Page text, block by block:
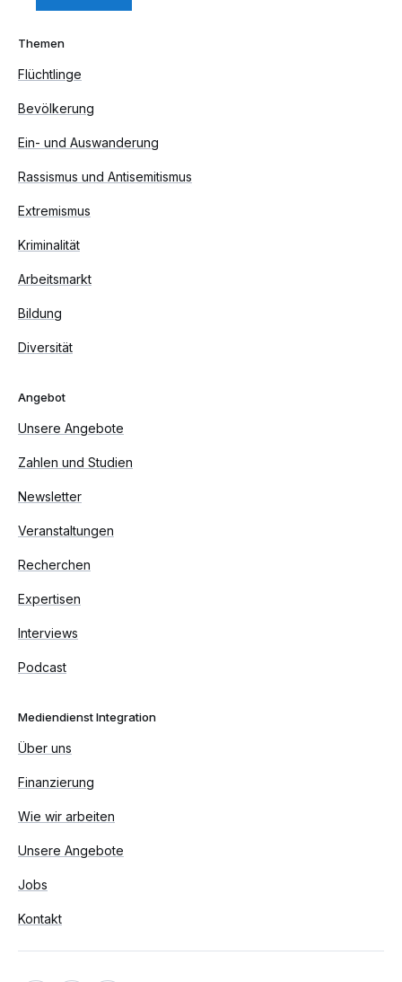
Themen
Flüchtlinge
Bevölkerung
Ein- und Auswanderung
Rassismus und Antisemitismus
Extremismus
Kriminalität
Arbeitsmarkt
Bildung
Diversität
Angebot
Unsere Angebote
Zahlen und Studien
Newsletter
Veranstaltungen
Recherchen
Expertisen
Interviews
Podcast
Mediendienst Integration
Über uns
Finanzierung
Wie wir arbeiten
Unsere Angebote
Jobs
Kontakt